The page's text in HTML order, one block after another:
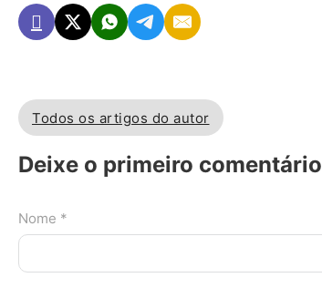
Todos os artigos do autor
Deixe o primeiro comentário
Nome *